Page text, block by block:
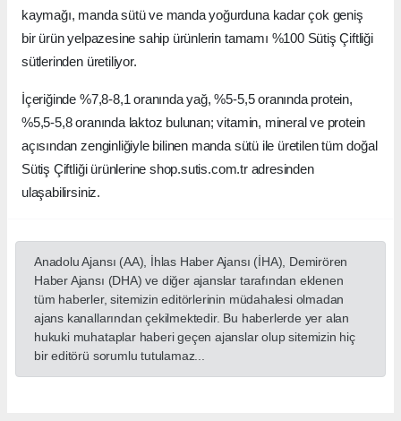
kaymağı, manda sütü ve manda yoğurduna kadar çok geniş
bir ürün yelpazesine sahip ürünlerin tamamı %100 Sütiş Çiftliği
sütlerinden üretiliyor.
İçeriğinde %7,8-8,1 oranında yağ, %5-5,5 oranında protein,
%5,5-5,8 oranında laktoz bulunan; vitamin, mineral ve protein
açısından zenginliğiyle bilinen manda sütü ile üretilen tüm doğal
Sütiş Çiftliği ürünlerine shop.sutis.com.tr adresinden
ulaşabilirsiniz.
Anadolu Ajansı (AA), İhlas Haber Ajansı (İHA), Demirören
Haber Ajansı (DHA) ve diğer ajanslar tarafından eklenen
tüm haberler, sitemizin editörlerinin müdahalesi olmadan
ajans kanallarından çekilmektedir. Bu haberlerde yer alan
hukuki muhataplar haberi geçen ajanslar olup sitemizin hiç
bir editörü sorumlu tutulamaz...